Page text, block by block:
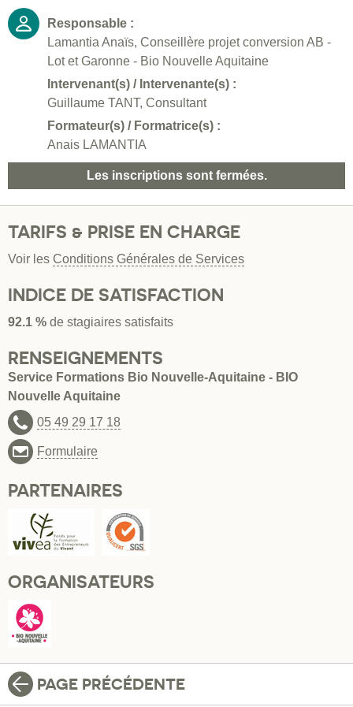
Responsable :
Lamantia Anaïs, Conseillère projet conversion AB -
Lot et Garonne - Bio Nouvelle Aquitaine
Intervenant(s) / Intervenante(s) :
Guillaume TANT, Consultant
Formateur(s) / Formatrice(s) :
Anais LAMANTIA
Les inscriptions sont fermées.
TARIFS & PRISE EN CHARGE
Voir les Conditions Générales de Services
INDICE DE SATISFACTION
92.1 % de stagiaires satisfaits
RENSEIGNEMENTS
Service Formations Bio Nouvelle-Aquitaine - BIO
Nouvelle Aquitaine
05 49 29 17 18
Formulaire
PARTENAIRES
ORGANISATEURS
PAGE PRÉCÉDENTE